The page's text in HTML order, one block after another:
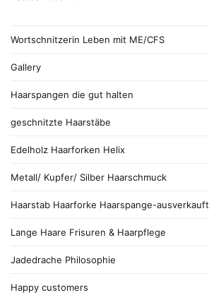
Wortschnitzerin Leben mit ME/CFS
Gallery
Haarspangen die gut halten
geschnitzte Haarstäbe
Edelholz Haarforken Helix
Metall/ Kupfer/ Silber Haarschmuck
Haarstab Haarforke Haarspange-ausverkauft
Lange Haare Frisuren & Haarpflege
Jadedrache Philosophie
Happy customers